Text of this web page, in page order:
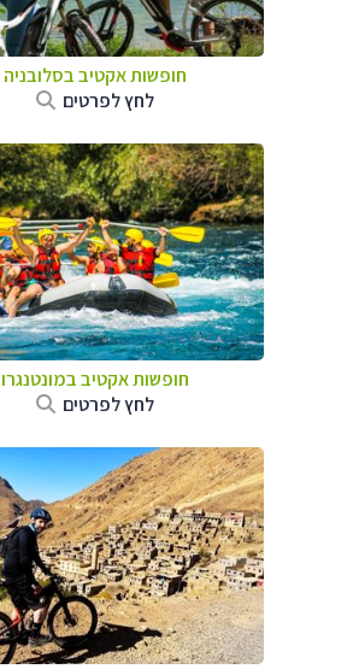
חופשות אקטיב בסלובניה
לחץ לפרטים
חופשות אקטיב במונטנגרו
לחץ לפרטים